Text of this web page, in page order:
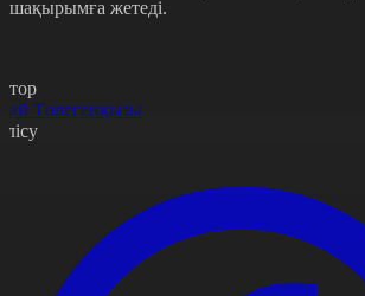
шақырымға жетеді.
Төлегенқызы